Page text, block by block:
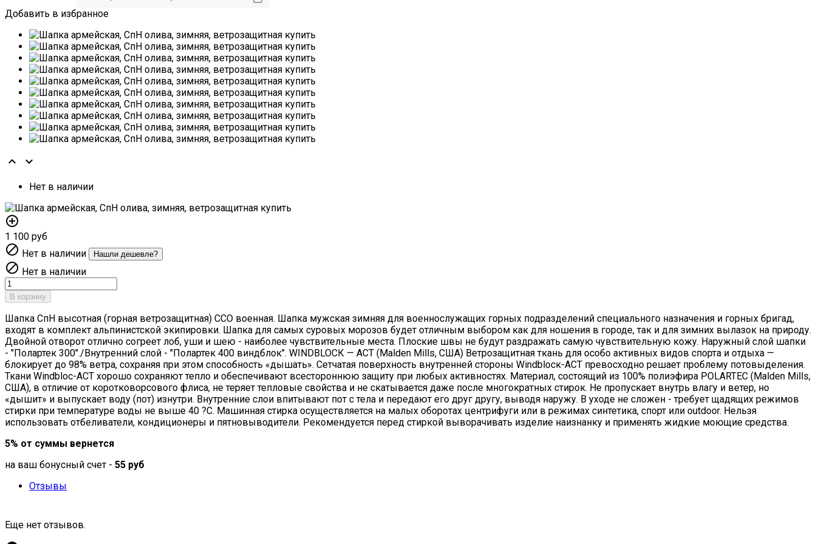
Добавить в избранное
 
Нет в наличии
add_circle_outline
1 100 руб
 Нет в наличии Нашли дешевле?
 Нет в наличии
В корзину
Шапка СпН высотная (горная ветрозащитная) ССО военная. Шапка мужская зимняя для военнослужащих горных подразделений специального назначения и горных бригад,
входят в комплект альпинистской экипировки. Шапка для самых суровых морозов будет отличным выбором как для ношения в городе, так и для зимних вылазок на природу.
Двойной отворот отлично согреет лоб, уши и шею - наиболее чувствительные места. Плоские швы не будут раздражать самую чувствительную кожу. Наружный слой шапки
- "Полартек 300"./Внутренний слой - "Полартек 400 виндблок". WINDBLOCК — ACT (Malden Mills, США) Ветрозащитная ткань для особо активных видов спорта и отдыха —
блокирует до 98% ветра, сохраняя при этом способность «дышать». Сетчатая поверхность внутренней стороны Windblocк-ACT превосходно решает проблему потовыделения.
Ткани Windbloc-ACT хорошо сохраняют тепло и обеспечивают всестороннюю защиту при любых активностях. Материал, состоящий из 100% полиэфира POLARTEC (Malden Mills,
США), в отличие от коротковорсового флиса, не теряет тепловые свойства и не скатывается даже после многократных стирок. Не пропускает внутрь влагу и ветер, но
«дышит» и выпускает воду (пот) изнутри. Внутренние слои впитывают пот с тела и передают его друг другу, выводя наружу. В уходе не сложен - требует щадящих режимов
стирки при температуре воды не выше 40 ?С. Машинная стирка осуществляется на малых оборотах центрифуги или в режимах синтетика, спорт или outdoor. Нельзя
использовать отбеливатели, кондиционеры и пятновыводители. Рекомендуется перед стиркой выворачивать изделие наизнанку и применять жидкие моющие средства.
5% от суммы вернется
на ваш бонусный счет - 55 руб
Отзывы
Еще нет отзывов.